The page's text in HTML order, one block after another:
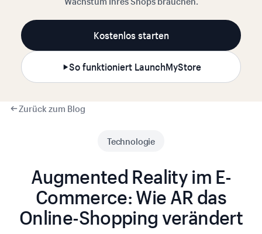
Kostenlos starten
So funktioniert LaunchMyStore
Zurück zum Blog
Technologie
Augmented Reality im E-
Commerce: Wie AR das
Online-Shopping verändert